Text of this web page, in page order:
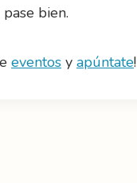
bien.
eventos y apúntate!